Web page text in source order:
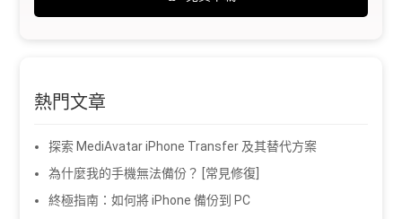
熱門文章
探索 MediAvatar iPhone Transfer 及其替代方案
為什麼我的手機無法備份？ [常見修復]
終極指南：如何將 iPhone 備份到 PC